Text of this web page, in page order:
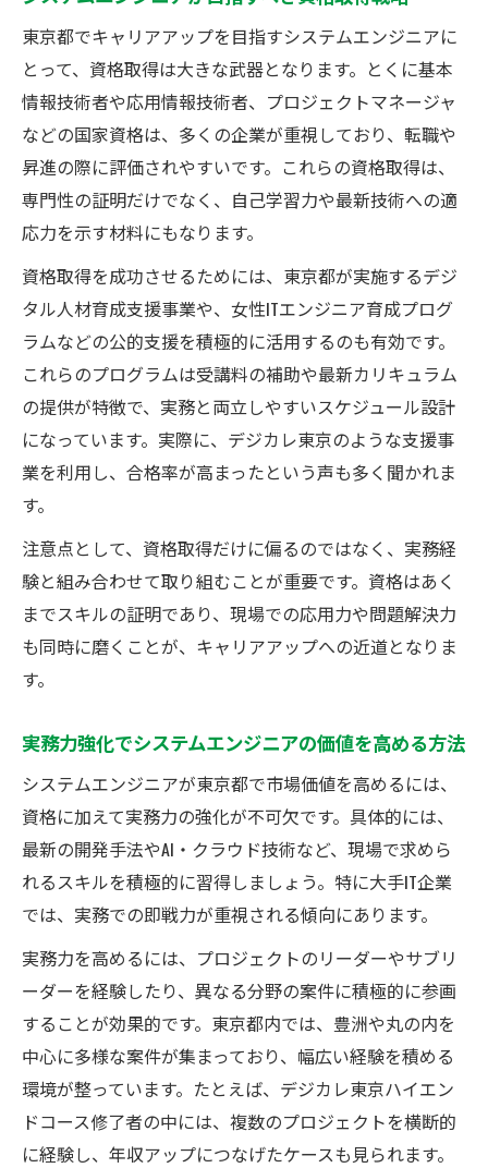
東京都でキャリアアップを目指すシステムエンジニアに
とって、資格取得は大きな武器となります。とくに基本
情報技術者や応用情報技術者、プロジェクトマネージャ
などの国家資格は、多くの企業が重視しており、転職や
昇進の際に評価されやすいです。これらの資格取得は、
専門性の証明だけでなく、自己学習力や最新技術への適
応力を示す材料にもなります。
資格取得を成功させるためには、東京都が実施するデジ
タル人材育成支援事業や、女性ITエンジニア育成プログ
ラムなどの公的支援を積極的に活用するのも有効です。
これらのプログラムは受講料の補助や最新カリキュラム
の提供が特徴で、実務と両立しやすいスケジュール設計
になっています。実際に、デジカレ東京のような支援事
業を利用し、合格率が高まったという声も多く聞かれま
す。
注意点として、資格取得だけに偏るのではなく、実務経
験と組み合わせて取り組むことが重要です。資格はあく
までスキルの証明であり、現場での応用力や問題解決力
も同時に磨くことが、キャリアアップへの近道となりま
す。
実務力強化でシステムエンジニアの価値を高める方法
システムエンジニアが東京都で市場価値を高めるには、
資格に加えて実務力の強化が不可欠です。具体的には、
最新の開発手法やAI・クラウド技術など、現場で求めら
れるスキルを積極的に習得しましょう。特に大手IT企業
では、実務での即戦力が重視される傾向にあります。
実務力を高めるには、プロジェクトのリーダーやサブリ
ーダーを経験したり、異なる分野の案件に積極的に参画
することが効果的です。東京都内では、豊洲や丸の内を
中心に多様な案件が集まっており、幅広い経験を積める
環境が整っています。たとえば、デジカレ東京ハイエン
ドコース修了者の中には、複数のプロジェクトを横断的
に経験し、年収アップにつなげたケースも見られます。